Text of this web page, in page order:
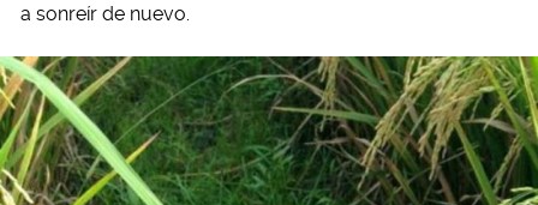
a sonreír de nuevo.